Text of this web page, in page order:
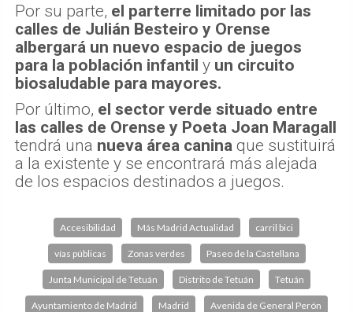
Por su parte, el parterre limitado por las
calles de Julián Besteiro y Orense
albergará un nuevo espacio de juegos
para la población infantil y un circuito
biosaludable para mayores.
Por último, el sector verde situado entre
las calles de Orense y Poeta Joan Maragall
tendrá una nueva área canina que sustituirá
a la existente y se encontrará más alejada
de los espacios destinados a juegos.
Accesibilidad Más Madrid Actualidad carril bici
vías públicas Zonas verdes Paseo de la Castellana
Junta Municipal de Tetuán Distrito de Tetuán Tetuán
Ayuntamiento de Madrid Madrid Avenida de General Perón